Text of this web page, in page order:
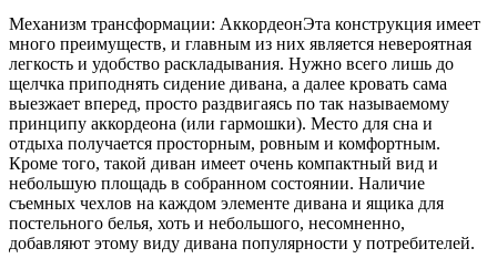
Механизм трансформации: АккордеонЭта конструкция имеет
много преимуществ, и главным из них является невероятная
легкость и удобство раскладывания. Нужно всего лишь до
щелчка приподнять сидение дивана, а далее кровать сама
выезжает вперед, просто раздвигаясь по так называемому
принципу аккордеона (или гармошки). Место для сна и
отдыха получается просторным, ровным и комфортным.
Кроме того, такой диван имеет очень компактный вид и
небольшую площадь в собранном состоянии. Наличие
съемных чехлов на каждом элементе дивана и ящика для
постельного белья, хоть и небольшого, несомненно,
добавляют этому виду дивана популярности у потребителей.